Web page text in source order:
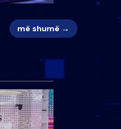
më shumë →